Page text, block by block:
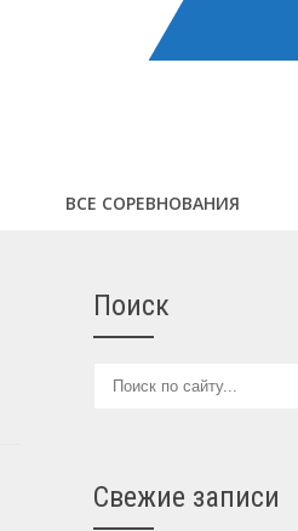
ВСЕ СОРЕВНОВАНИЯ
Поиск
Свежие записи